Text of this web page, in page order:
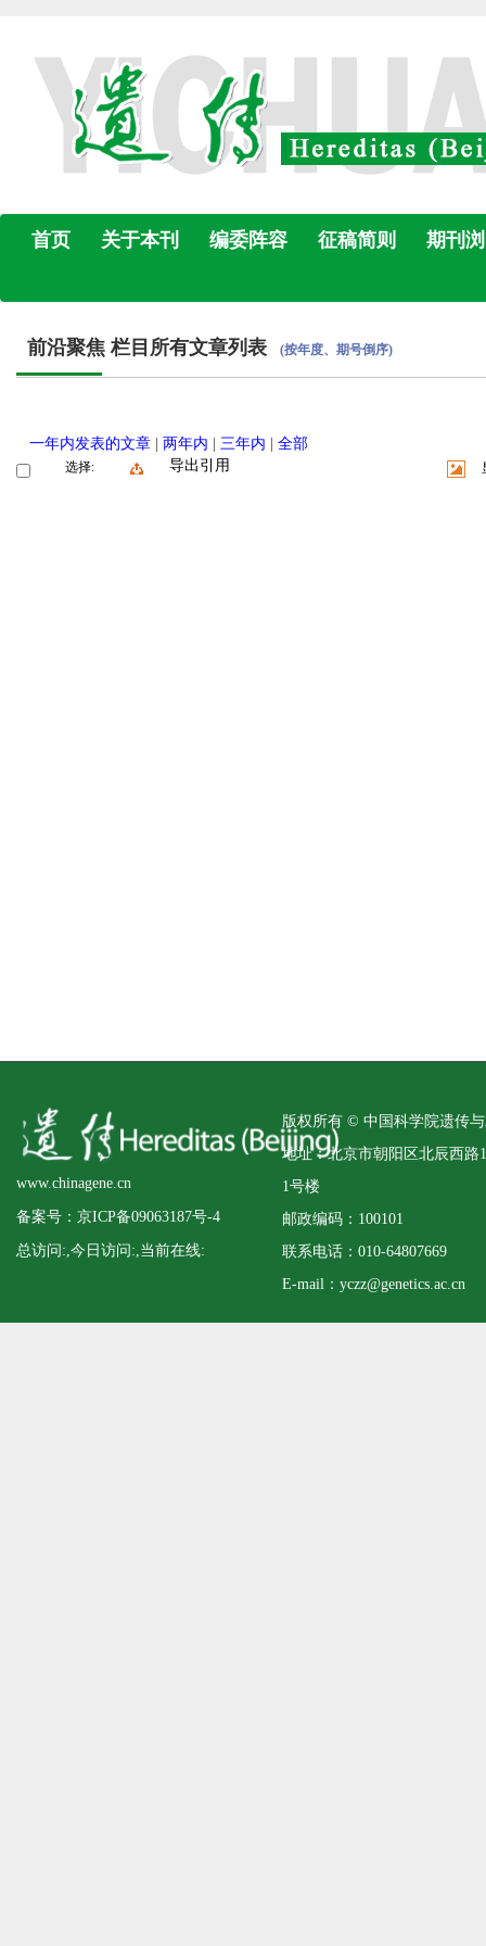
首页 关于本刊 编委阵容 征稿简则 期刊
前沿聚焦 栏目所有文章列表 (按年度、期号倒序)
一年内发表的文章 两年内 三年内 全部
选择: 导出引用
www.chinagene.cn
备案号：京ICP备09063187号-4
总访问:,今日访问:,当前在线:
版权所有 © 中国科学院遗传
地址：北京市朝阳区北辰西
1号楼
邮政编码：100101
联系电话：010-64807669
E-mail：yczz@genetics.ac.cn